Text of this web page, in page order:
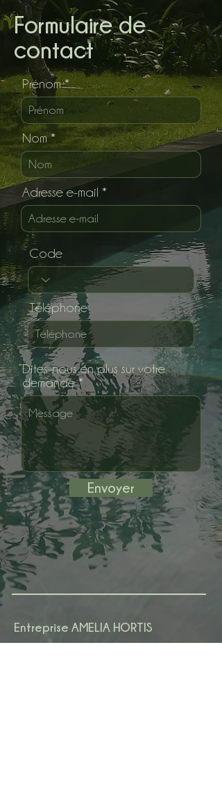
Formulaire de
contact
Prénom
Nom
Adresse e-mail
Code
Téléphone
Dites-nous en plus sur votre
demande
Envoyer
Entreprise AMELIA HORTIS